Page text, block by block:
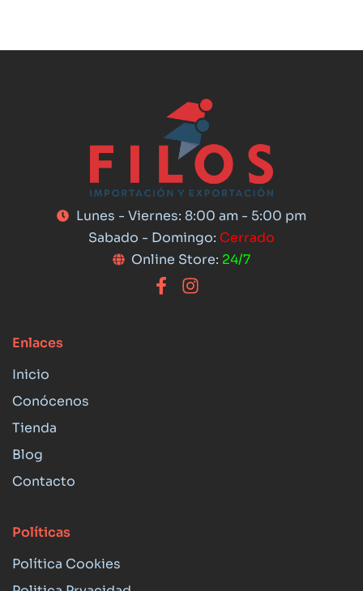
Lunes - Viernes: 8:00 am - 5:00 pm
Sabado - Domingo: Cerrado
Online Store: 24/7
Enlaces
Inicio
Conócenos
Tienda
Blog
Contacto
Políticas
Política Cookies